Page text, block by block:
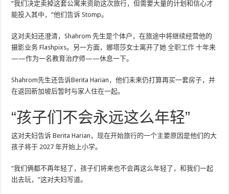
“我们决定卖掉这套公寓来资助这次旅行，但需要大量的计划和信心才
能投入其中，”他们告诉 Stomp。
这对夫妇还澄清，Shahrom 先生是个体户，在旅途中将继续经营他的
摄影业务 Flashpixs。另一方面，娜塔莎女士离开了她全职工作 十年来
——作为一名教育治​​疗师——休息一下。
Shahrom先生还告诉Berita Harian，他们未来仍打算再买一套房子，并
在返回新加坡后暂时与家人住在一起。
“孩子们不会永远这么年轻”
这对夫妇告诉 Berita Harian，现在开始旅行的一个主要原因是他们的大
孩子将于 2027 年开始上小学。
“我们俩都不再年轻了，孩子们将来也不会再这么年轻了，和我们一起
出去玩，”这对夫妇写道。